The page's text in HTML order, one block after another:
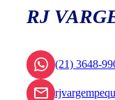
RJ
(21) 3648-